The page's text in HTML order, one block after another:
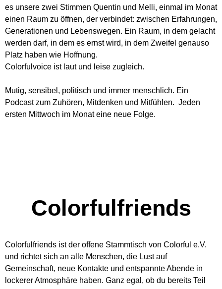
es unsere zwei Stimmen Quentin und Melli, einmal im Monat
einen Raum zu öffnen, der verbindet: zwischen Erfahrungen,
Generationen und Lebenswegen. Ein Raum, in dem gelacht
werden darf, in dem es ernst wird, in dem Zweifel genauso
Platz haben wie Hoffnung.
Colorfulvoice ist laut und leise zugleich.
Mutig, sensibel, politisch und immer menschlich. Ein
Podcast zum Zuhören, Mitdenken und Mitfühlen. Jeden
ersten Mittwoch im Monat eine neue Folge.
Colorfulfriends
Colorfulfriends ist der offene Stammtisch von Colorful e.V.
und richtet sich an alle Menschen, die Lust auf
Gemeinschaft, neue Kontakte und entspannte Abende in
lockerer Atmosphäre haben. Ganz egal, ob du bereits Teil